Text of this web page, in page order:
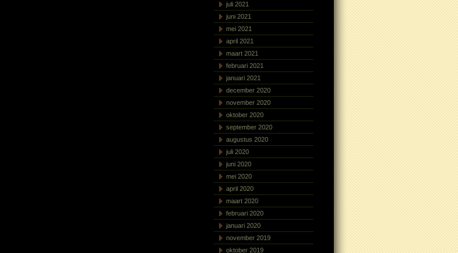
juli 2021
juni 2021
mei 2021
april 2021
maart 2021
februari 2021
januari 2021
december 2020
november 2020
oktober 2020
september 2020
augustus 2020
juli 2020
juni 2020
mei 2020
april 2020
maart 2020
februari 2020
januari 2020
november 2019
oktober 2019